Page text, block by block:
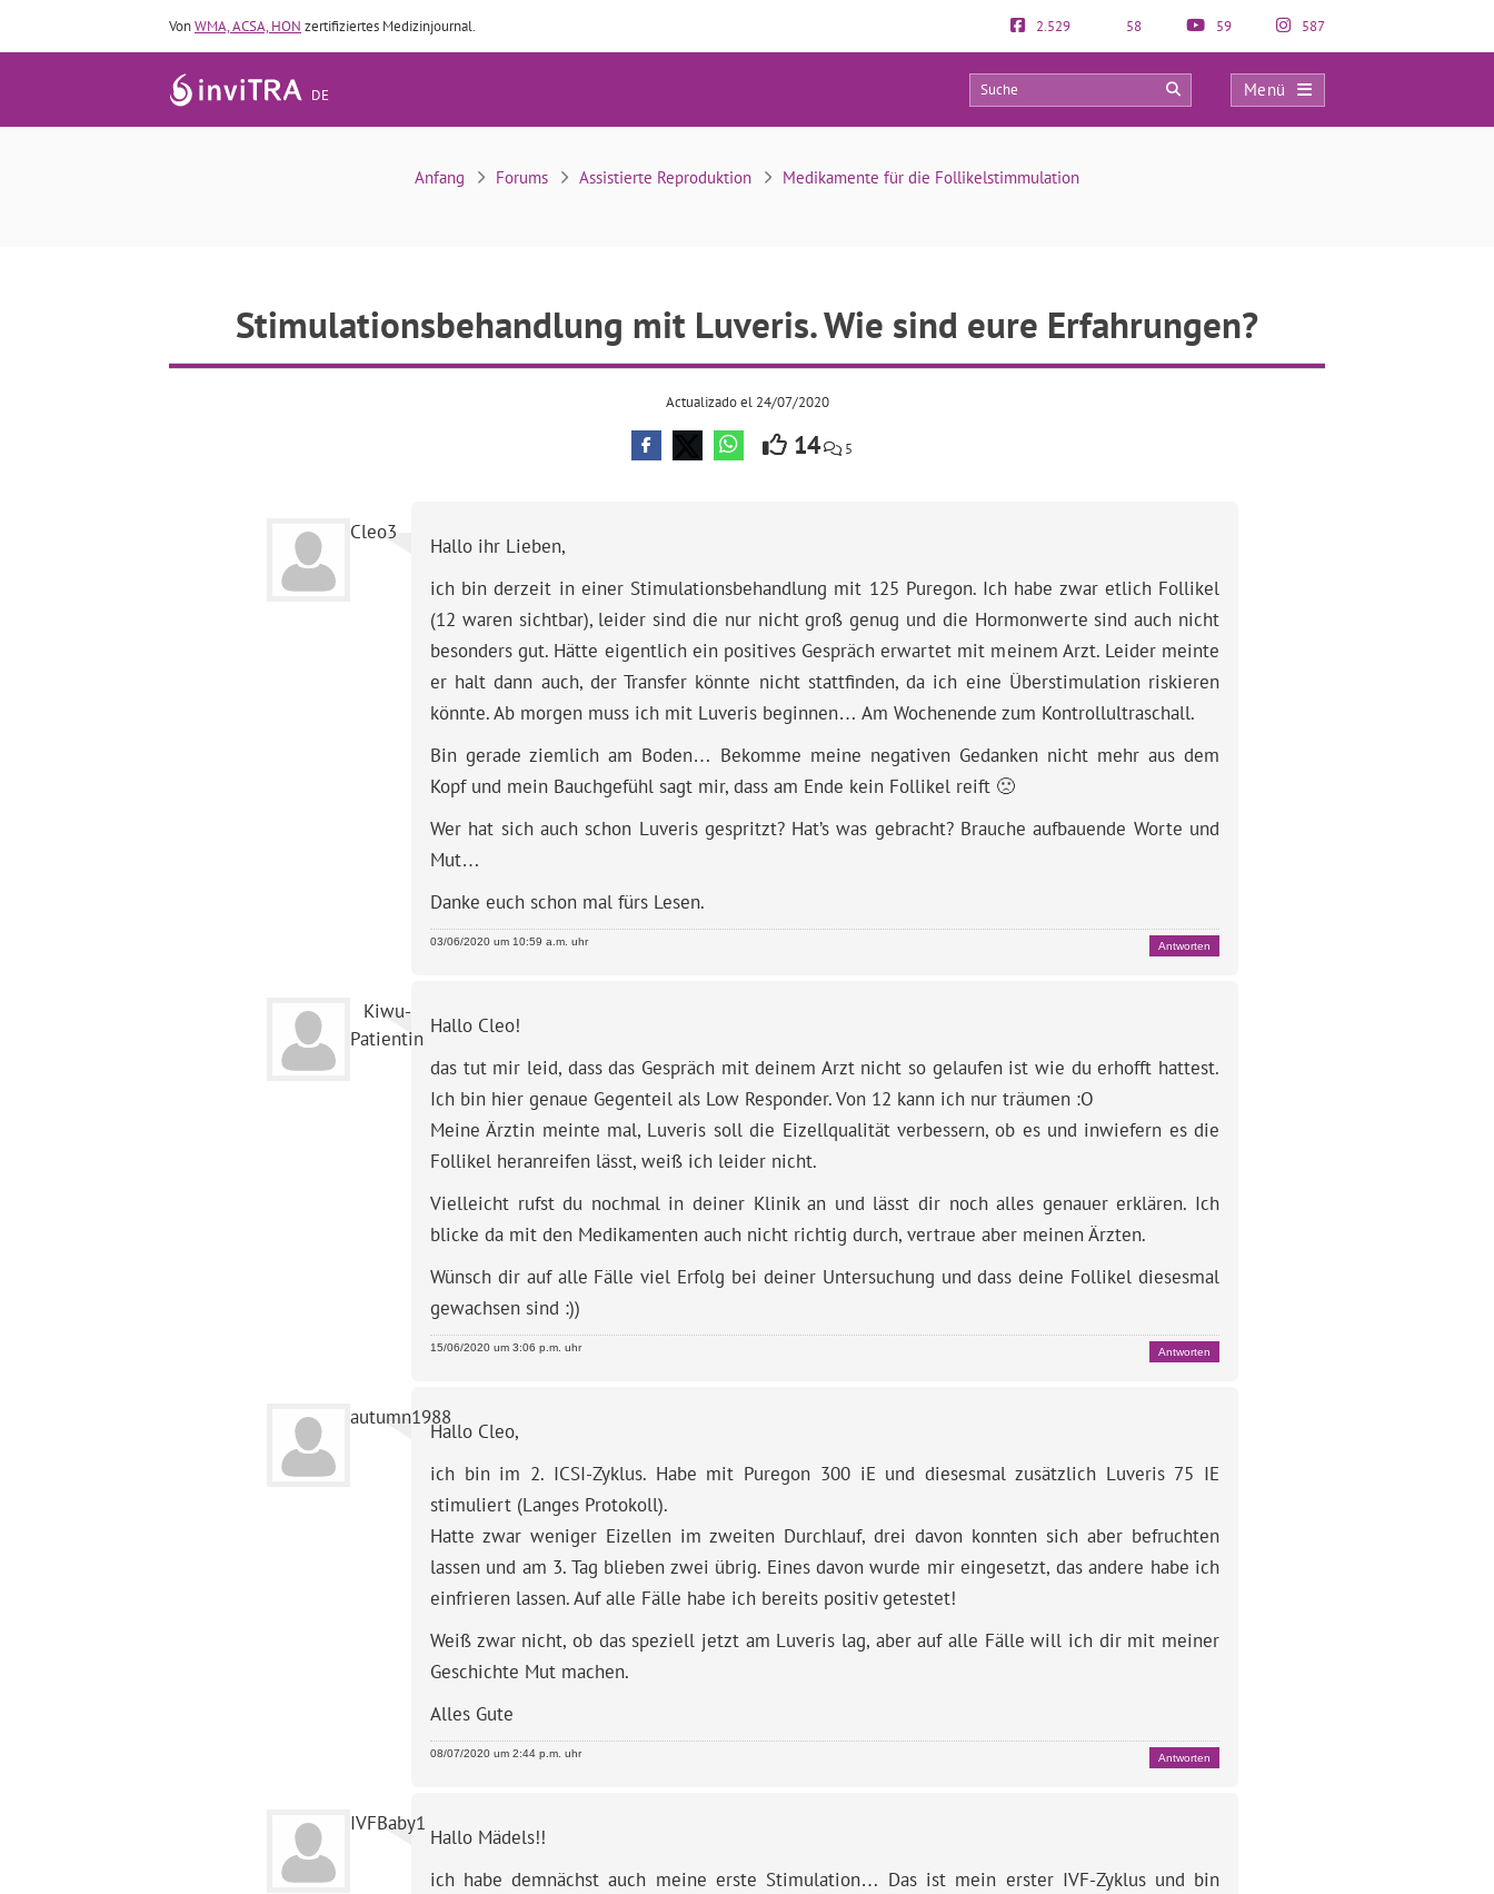
VonWMA, ACSA, HON zertifiziertes Medizinjournal. 2.529 58 59 587
DE
Menü
Stimulationsbehandlung mit Luveris. Wie sind eure Erfahrungen?
9 0
Anfang Forums Assistierte Reproduktion Medikamente für die Follikelstimmulation
Stimulationsbehandlung mit Luveris. Wie sind eure Erfahrungen?
Actualizado el 24/07/2020
14 5
Cleo3
Hallo ihr Lieben,
ich bin derzeit in einer Stimulationsbehandlung mit 125 Puregon. Ich habe zwar etlich Follikel
(12 waren sichtbar), leider sind die nur nicht groß genug und die Hormonwerte sind auch nicht
besonders gut. Hätte eigentlich ein positives Gespräch erwartet mit meinem Arzt. Leider meinte
er halt dann auch, der Transfer könnte nicht stattfinden, da ich eine Überstimulation riskieren
könnte. Ab morgen muss ich mit Luveris beginnen… Am Wochenende zum Kontrollultraschall.
Bin gerade ziemlich am Boden… Bekomme meine negativen Gedanken nicht mehr aus dem
Kopf und mein Bauchgefühl sagt mir, dass am Ende kein Follikel reift 🙁
Wer hat sich auch schon Luveris gespritzt? Hat’s was gebracht? Brauche aufbauende Worte und
Mut…
Danke euch schon mal fürs Lesen.
03/06/2020 um 10:59 a.m. uhr Antworten
Kiwu-
Patientin
Hallo Cleo!
das tut mir leid, dass das Gespräch mit deinem Arzt nicht so gelaufen ist wie du erhofft hattest.
Ich bin hier genaue Gegenteil als Low Responder. Von 12 kann ich nur träumen :O
Meine Ärztin meinte mal, Luveris soll die Eizellqualität verbessern, ob es und inwiefern es die
Follikel heranreifen lässt, weiß ich leider nicht.
Vielleicht rufst du nochmal in deiner Klinik an und lässt dir noch alles genauer erklären. Ich
blicke da mit den Medikamenten auch nicht richtig durch, vertraue aber meinen Ärzten.
Wünsch dir auf alle Fälle viel Erfolg bei deiner Untersuchung und dass deine Follikel diesesmal
gewachsen sind :))
15/06/2020 um 3:06 p.m. uhr Antworten
autumn1988
Hallo Cleo,
ich bin im 2. ICSI-Zyklus. Habe mit Puregon 300 iE und diesesmal zusätzlich Luveris 75 IE
stimuliert (Langes Protokoll).
Hatte zwar weniger Eizellen im zweiten Durchlauf, drei davon konnten sich aber befruchten
lassen und am 3. Tag blieben zwei übrig. Eines davon wurde mir eingesetzt, das andere habe ich
einfrieren lassen. Auf alle Fälle habe ich bereits positiv getestet!
Weiß zwar nicht, ob das speziell jetzt am Luveris lag, aber auf alle Fälle will ich dir mit meiner
Geschichte Mut machen.
Alles Gute
08/07/2020 um 2:44 p.m. uhr Antworten
IVFBaby1
Hallo Mädels!!
ich habe demnächst auch meine erste Stimulation… Das ist mein erster IVF-Zyklus und bin